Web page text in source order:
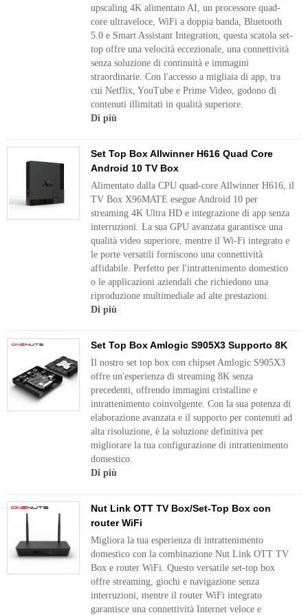
upscaling 4K alimentato AI, un processore quad-
core ultraveloce, WiFi a doppia banda, Bluetooth
5.0 e Smart Assistant Integration, questa scatola set-
top offre una velocità eccezionale, una connettività
senza soluzione di continuità e immagini
straordinarie. Con l'accesso a migliaia di app, tra
cui Netflix, YouTube e Prime Video, godono di
contenuti illimitati in qualità superiore.
Di più
Set Top Box Allwinner H616 Quad Core
Android 10 TV Box
Alimentato dalla CPU quad-core Allwinner H616, il
TV Box X96MATE esegue Android 10 per
streaming 4K Ultra HD e integrazione di app senza
interruzioni. La sua GPU avanzata garantisce una
qualità video superiore, mentre il Wi-Fi integrato e
le porte versatili forniscono una connettività
affidabile. Perfetto per l'intrattenimento domestico
o le applicazioni aziendali che richiedono una
riproduzione multimediale ad alte prestazioni.
Di più
Set Top Box Amlogic S905X3 Supporto 8K
Il nostro set top box con chipset Amlogic S905X3
offre un'esperienza di streaming 8K senza
precedenti, offrendo immagini cristalline e
intrattenimento coinvolgente. Con la sua potenza di
elaborazione avanzata e il supporto per contenuti ad
alta risoluzione, è la soluzione definitiva per
migliorare la tua configurazione di intrattenimento
domestico.
Di più
Nut Link OTT TV Box/Set-Top Box con
router WiFi
Migliora la tua esperienza di intrattenimento
domestico con la combinazione Nut Link OTT TV
Box e router WiFi. Questo versatile set-top box
offre streaming, giochi e navigazione senza
interruzioni, mentre il router WiFi integrato
garantisce una connettività Internet veloce e